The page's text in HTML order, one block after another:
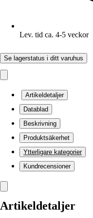
Lev. tid ca. 4-5 veckor
Se lagerstatus i ditt varuhus
Artikeldetaljer
Datablad
Beskrivning
Produktsäkerhet
Ytterligare kategorier
Kundrecensioner
Artikeldetaljer